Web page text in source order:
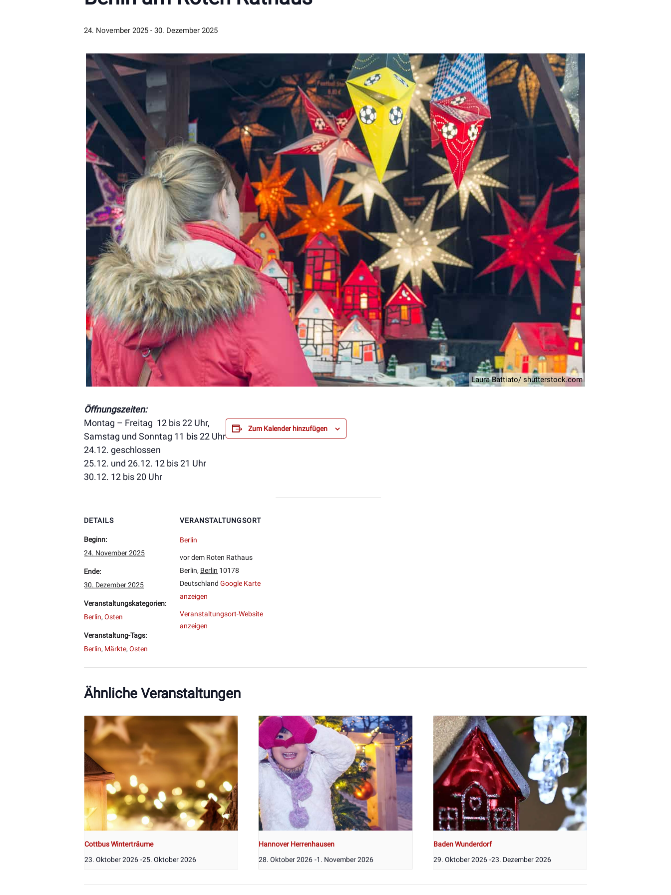
24. November 2025 - 30. Dezember 2025
Laura Battiato/ shutterstock.com
Öffnungszeiten:
Montag – Freitag 12 bis 22 Uhr,
Samstag und Sonntag 11 bis 22 Uhr
24.12. geschlossen
25.12. und 26.12. 12 bis 21 Uhr
30.12. 12 bis 20 Uhr
Zum Kalender hinzufügen
DETAILS
Beginn:
24. November 2025
Ende:
30. Dezember 2025
Veranstaltungskategorien:
Berlin, Osten
Veranstaltung-Tags:
Berlin, Märkte, Osten
VERANSTALTUNGSORT
Berlin
vor dem Roten Rathaus
Berlin, Berlin 10178
Deutschland Google Karte
anzeigen
Veranstaltungsort-Website
anzeigen
Ähnliche Veranstaltungen
Cottbus Winterträume
23. Oktober 2026 -25. Oktober 2026
Hannover Herrenhausen
28. Oktober 2026 -1. November 2026
Baden Wunderdorf
29. Oktober 2026 -23. Dezember 2026